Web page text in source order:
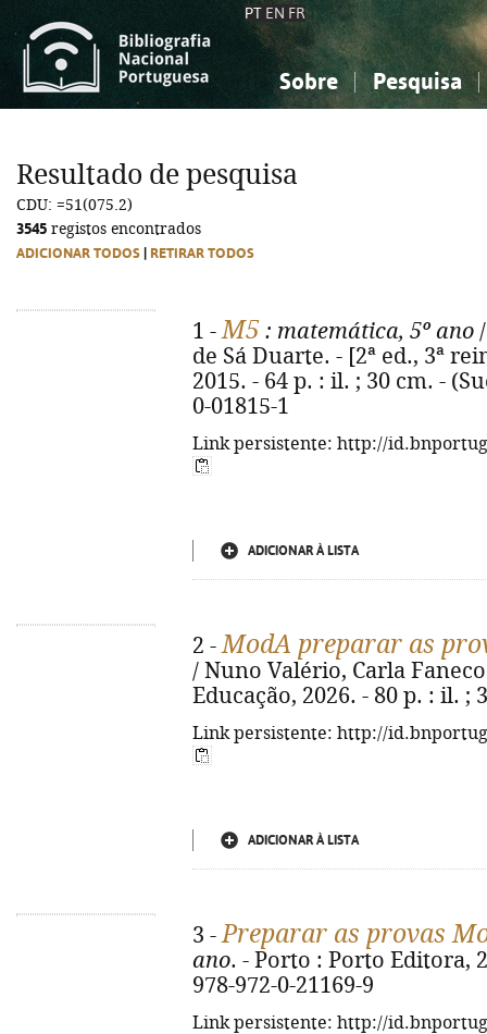
PT EN FR
Sobre Pesquisa
Ciências sociais...
Ciências sociais...
Resultado de pesquisa
CDU: =51(075.2)
3545 registos encontrados
ADICIONAR TODOS RETIRAR TODOS
1 -M5 : matemática, 5º ano
de Sá Duarte. - [2ª ed., 3ª
2015. - 64 p. : il. ; 30 cm. -
0-01815-1
Link persistente: http://
ADICIONAR À LISTA
2 -ModA preparar as
/ Nuno Valério, Carla
Educação, 2026. - 80 p. : il. ;
Link persistente: http://
ADICIONAR À LISTA
3 -Preparar as provas
ano. - Porto : Porto Editora,
978-972-0-21169-9
Link persistente: http://